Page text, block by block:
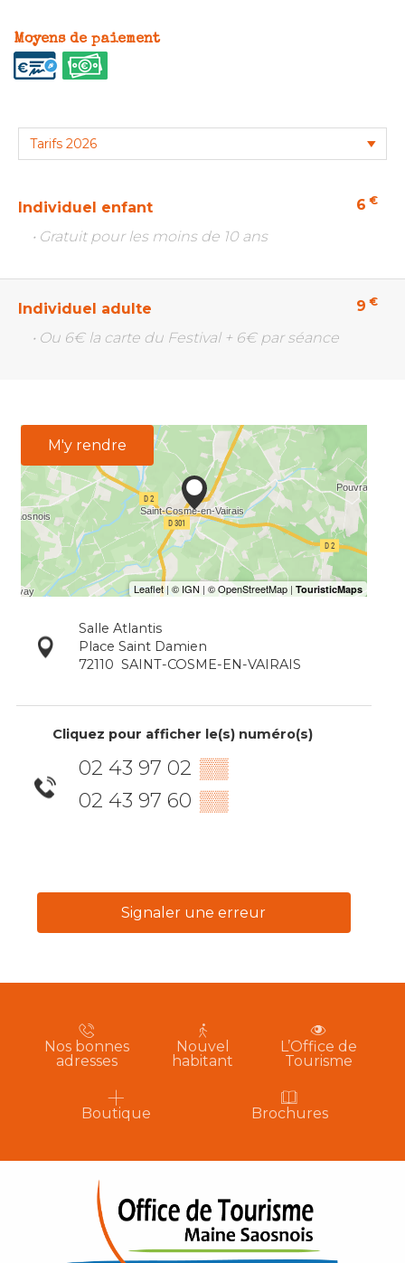
Moyens de paiement
Individuel enfant 6 €
• Gratuit pour les moins de 10 ans
Individuel adulte 9 €
• Ou 6€ la carte du Festival + 6€ par séance
M'y rendre
Salle Atlantis
Place Saint Damien
72110 SAINT-COSME-EN-VAIRAIS
Cliquez pour afficher le(s) numéro(s)
02 43 97 02 ▒▒
02 43 97 60 ▒▒
Signaler une erreur
Nos bonnes
adresses
Nouvel
habitant
L’Office de
Tourisme
Boutique Brochures